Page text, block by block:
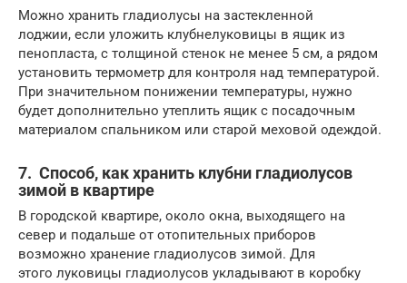
Можно хранить гладиолусы на застекленной
лоджии, если уложить клубнелуковицы в ящик из
пенопласта, с толщиной стенок не менее 5 см, а рядом
установить термометр для контроля над температурой.
При значительном понижении температуры, нужно
будет дополнительно утеплить ящик с посадочным
материалом спальником или старой меховой одеждой.
7. Способ, как хранить клубни гладиолусов
зимой в квартире
В городской квартире, около окна, выходящего на
север и подальше от отопительных приборов
возможно хранение гладиолусов зимой. Для
этого луковицы гладиолусов укладывают в коробку